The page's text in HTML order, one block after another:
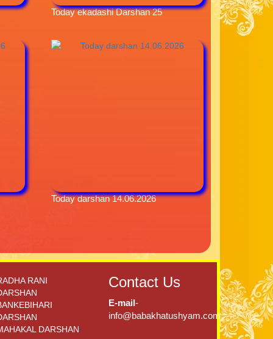
Today ekadashi Darshan 25
Today darshan 14.06.2026
RANI
DARSHAN
Contact Us
E-mail-
info@babakhatushyam.com